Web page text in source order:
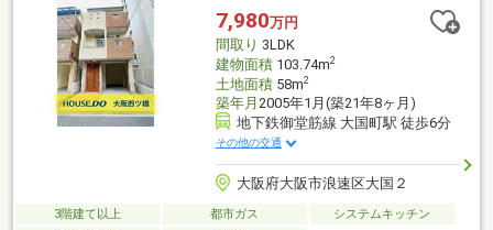
寄り駅等でお待ち合わせ、弊社へのご来社など、ご相談ください
ませ。ご希望があれば周辺環境、お客様の希望に合わせた他の物
件などもご案内をいたします。
7,980万円
間取り 3LDK
建物面積103.74m2
土地面積58m2
築年月 2005年1月(築21年8ヶ月)
地下鉄御堂筋線 大国町駅 徒歩6分
その他の交通
大阪府大阪市浪速区大国２
3階建て以上 都市ガス
システムキッチン